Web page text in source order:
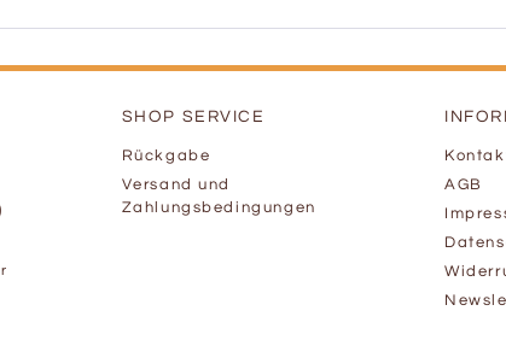
SHOP SERVICE
Rückgabe
Versand und
Zahlungsbedingungen
AGB